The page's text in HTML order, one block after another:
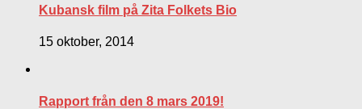
Kubansk film på Zita Folkets Bio
15 oktober, 2014
Rapport från den 8 mars 2019!